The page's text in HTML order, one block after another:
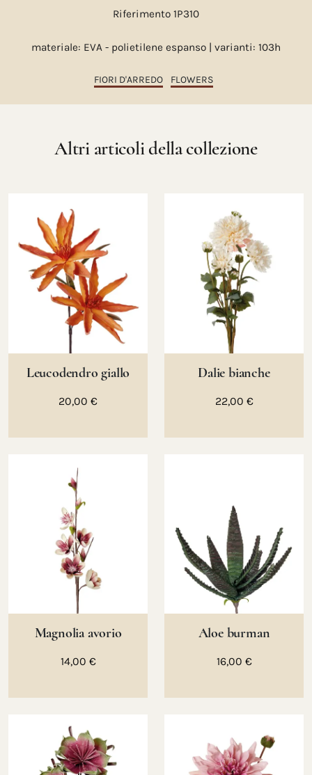
Riferimento 1P310
materiale: EVA - polietilene espanso | varianti: 103h
FIORI D'ARREDO FLOWERS
Altri articoli della collezione
Leucodendro giallo
20,00 €
Dalie bianche
22,00 €
Magnolia avorio
14,00 €
Aloe burman
16,00 €